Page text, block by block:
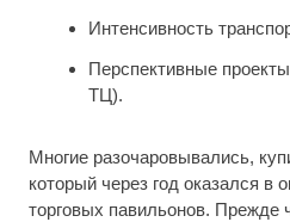
Интенсивность
Перспективные
ТЦ).
Многие разочаровывались,
который через год оказался в
торговых павильонов. Прежде